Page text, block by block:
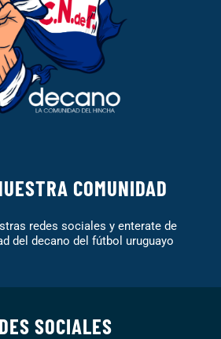
COMUNIDAD
redes sociales y enterate de
del decano del fútbol uruguayo
SOCIALES